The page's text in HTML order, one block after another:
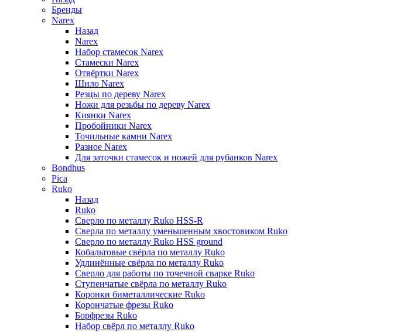
Бренды
Narex
Назад
Narex
Набор стамесок Narex
Стамески Narex
Отвёртки Narex
Шило Narex
Резцы по дереву Narex
Ножи для резьбы по дереву Narex
Киянки Narex
Пробойники Narex
Точильные камни Narex
Разное Narex
Для заточки стамесок и ножей для рубанков Narex
Bondhus
Pica
Ruko
Назад
Ruko
Сверло по металлу Ruko HSS-R
Сверла по металлу уменьшенным хвостовиком Ruko
Сверло по металлу Ruko HSS ground
Кобальтовые свёрла по металлу Ruko
Удлинённые свёрла по металлу Ruko
Сверло для работы по точечной сварке Ruko
Ступенчатые свёрла по металлу Ruko
Коронки биметаллические Ruko
Корончатые фрезы Ruko
Борфрезы Ruko
Набор свёрл по металлу Ruko